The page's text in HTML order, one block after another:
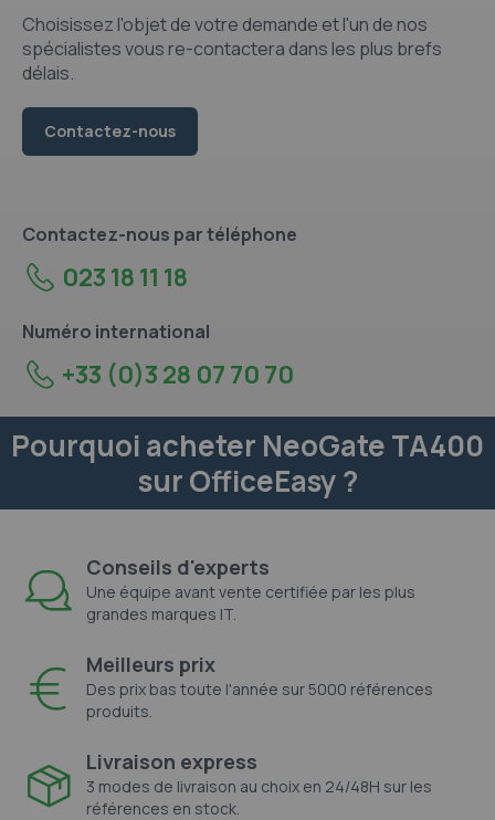
Choisissez l'objet de votre demande et l'un de nos
spécialistes vous re-contactera dans les plus brefs
délais.
Contactez-nous
Contactez-nous par téléphone
023 18 11 18
Numéro international
+33 (0)3 28 07 70 70
Pourquoi acheter NeoGate TA400
sur OfficeEasy ?
Conseils d'experts
Une équipe avant vente certifiée par les plus
grandes marques IT.
Meilleurs prix
Des prix bas toute l'année sur 5000 références
produits.
Livraison express
3 modes de livraison au choix en 24/48H sur les
références en stock.